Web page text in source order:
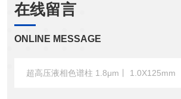
在线留言
ONLINE MESSAGE